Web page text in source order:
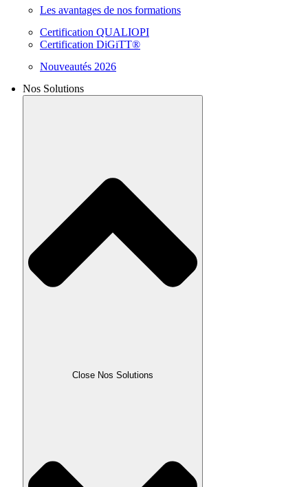
Les avantages de nos formations
Certification QUALIOPI
Certification DiGiTT®
Nouveautés 2026
Nos Solutions
Close Nos Solutions